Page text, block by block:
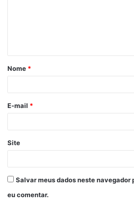
á
r
*
Nome *
E-mail *
Site
Salvar meus dados neste navegador
eu comentar.